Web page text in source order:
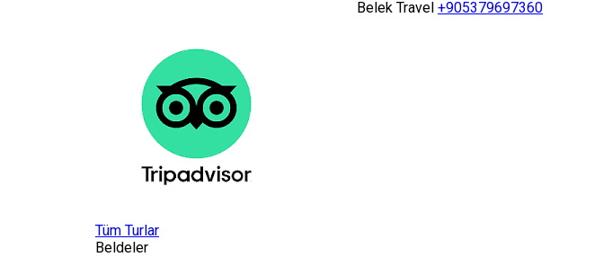
Belek Travel +905379697360
Tüm Turlar
Beldeler